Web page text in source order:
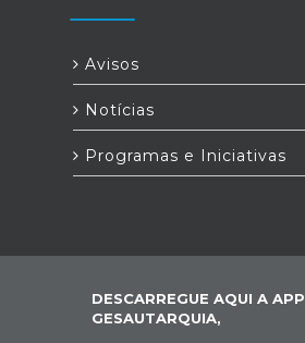
Avisos
Notícias
Programas e Iniciativas
DESCARREGUE AQUI A APP
GESAUTARQUIA,